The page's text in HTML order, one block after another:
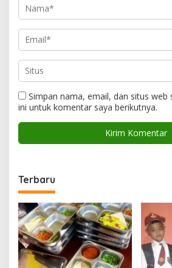
Simpan nama, email, dan situs web
ini untuk komentar saya berikutnya.
Terbaru